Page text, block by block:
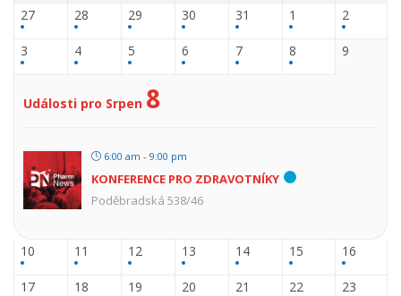
27 28 29 30 31 1 2
3 4 5 6 7 8 9
Události pro Srpen 8
6:00 am - 9:00 pm
KONFERENCE PRO ZDRAVOTNÍKY
Poděbradská 538/46
10 11 12 13 14 15 16
17 18 19 20 21 22 23